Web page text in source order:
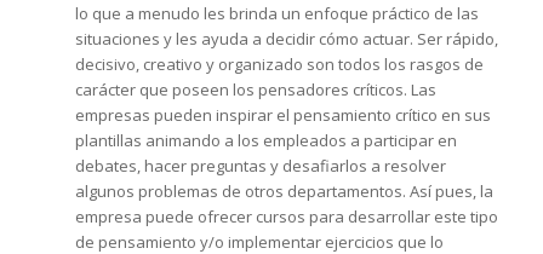
lo que a menudo les brinda un enfoque práctico de las
situaciones y les ayuda a decidir cómo actuar. Ser rápido,
decisivo, creativo y organizado son todos los rasgos de
carácter que poseen los pensadores críticos. Las
empresas pueden inspirar el pensamiento crítico en sus
plantillas animando a los empleados a participar en
debates, hacer preguntas y desafiarlos a resolver
algunos problemas de otros departamentos. Así pues, la
empresa puede ofrecer cursos para desarrollar este tipo
de pensamiento y/o implementar ejercicios que lo